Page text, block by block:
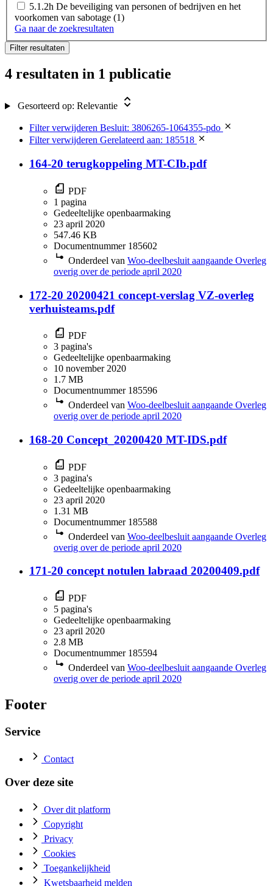
5.1.2h De beveiliging van personen of bedrijven en het
voorkomen van sabotage (1)
Ga naar de zoekresultaten
Filter resultaten
4 resultaten in 1 publicatie
Gesorteerd op: Relevantie
Filter verwijderen Besluit: 3806265-1064355-pdo
Filter verwijderen Gerelateerd aan: 185518
164-20 terugkoppeling MT-CIb.pdf
PDF
1 pagina
Gedeeltelijke openbaarmaking
23 april 2020
547.46 KB
Documentnummer 185602
Onderdeel van Woo-deelbesluit aangaande Overleg
overig over de periode april 2020
172-20 20200421 concept-verslag VZ-overleg
verhuisteams.pdf
PDF
3 pagina's
Gedeeltelijke openbaarmaking
10 november 2020
1.7 MB
Documentnummer 185596
Onderdeel van Woo-deelbesluit aangaande Overleg
overig over de periode april 2020
168-20 Concept_20200420 MT-IDS.pdf
PDF
3 pagina's
Gedeeltelijke openbaarmaking
23 april 2020
1.31 MB
Documentnummer 185588
Onderdeel van Woo-deelbesluit aangaande Overleg
overig over de periode april 2020
171-20 concept notulen labraad 20200409.pdf
PDF
5 pagina's
Gedeeltelijke openbaarmaking
23 april 2020
2.8 MB
Documentnummer 185594
Onderdeel van Woo-deelbesluit aangaande Overleg
overig over de periode april 2020
Footer
Service
Contact
Over deze site
Over dit platform
Copyright
Privacy
Cookies
Toegankelijkheid
Kwetsbaarheid melden